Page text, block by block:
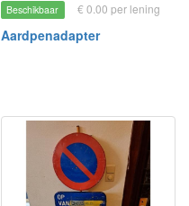
Beschikbaar € 0.00 per lening
Aardpenadapter